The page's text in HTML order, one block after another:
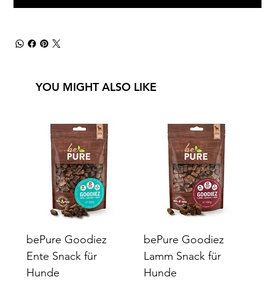
YOU MIGHT ALSO LIKE
bePure Goodiez
Ente Snack für
Hunde
bePure Goodiez
Lamm Snack für
Hunde